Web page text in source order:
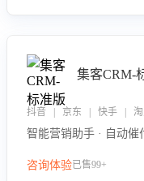
集客CRM-
抖音 | 京东 | 快手 | 淘
智能营销助手 · 自动催
咨询体验已售99+